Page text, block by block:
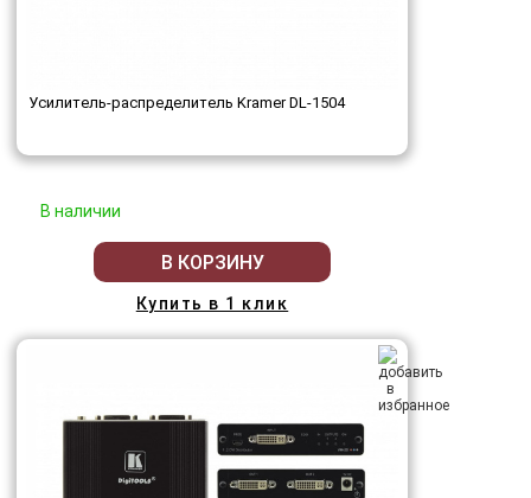
Усилитель-распределитель Kramer DL-1504
В наличии
В КОРЗИНУ
Купить в 1 клик